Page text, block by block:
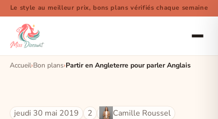
Le style au meilleur prix, bons plans vérifiés chaque semaine
Accueil Bon plans Partir en Angleterre pour parler Anglais
jeudi 30 mai 2019 2
Camille Roussel